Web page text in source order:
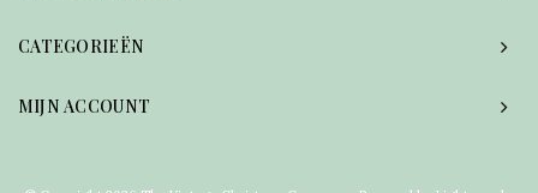
CATEGORIEËN
MIJN ACCOUNT